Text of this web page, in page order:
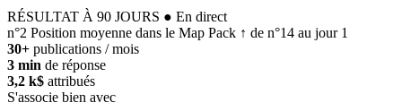
RÉSULTAT À 90 JOURS ● En direct
n°2 Position moyenne dans le Map Pack ↑ de n°14 au jour 1
30+ publications / mois
3 min de réponse
3,2 k$ attribués
S'associe bien avec